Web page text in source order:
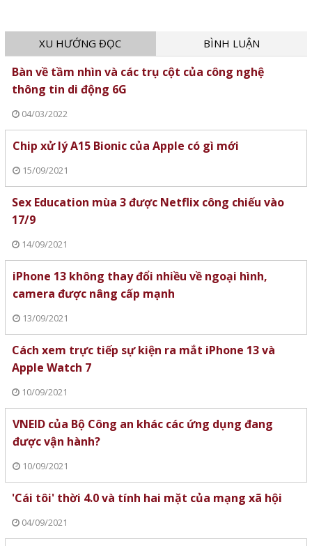
XU HƯỚNG ĐỌC BÌNH LUẬN
Bàn về tầm nhìn và các trụ cột của công nghệ
thông tin di động 6G
04/03/2022
Chip xử lý A15 Bionic của Apple có gì mới
15/09/2021
Sex Education mùa 3 được Netflix công chiếu vào
17/9
14/09/2021
iPhone 13 không thay đổi nhiều về ngoại hình,
camera được nâng cấp mạnh
13/09/2021
Cách xem trực tiếp sự kiện ra mắt iPhone 13 và
Apple Watch 7
10/09/2021
VNEID của Bộ Công an khác các ứng dụng đang
được vận hành?
10/09/2021
'Cái tôi' thời 4.0 và tính hai mặt của mạng xã hội
04/09/2021